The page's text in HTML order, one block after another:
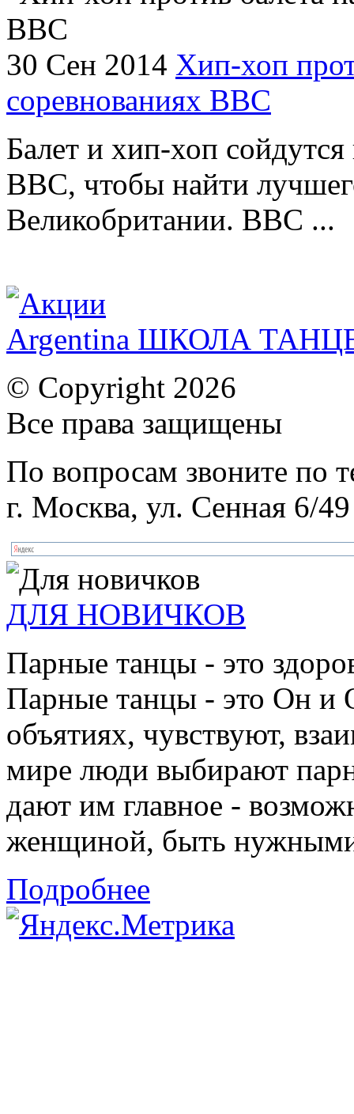
30 Сен 2014 Хип-хоп
соревнованиях ВВС
Балет и хип-хоп сойдутся
BBC, чтобы найти
Великобритании. BBC ...
Argentina ШКОЛА
© Copyright 2026
Все права защищены
По вопросам звоните по
г. Москва, ул. Сенная 6/49
ДЛЯ НОВИЧКОВ
Парные танцы - это
Парные танцы - это Он и
объятиях, чувствуют,
мире люди выбирают
дают им главное -
женщиной, быть нужными
Подробнее